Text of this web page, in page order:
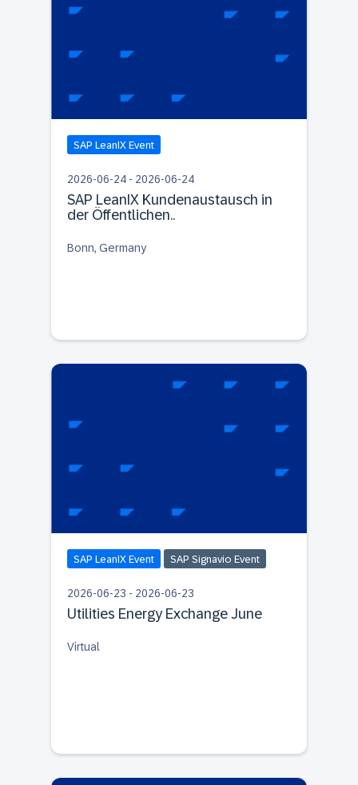
SAP LeanIX Event
2026-06-24 - 2026-06-24
SAP LeanIX Kundenaustausch in
der Öffentlichen..
Bonn, Germany
SAP LeanIX Event SAP Signavio Event
2026-06-23 - 2026-06-23
Utilities Energy Exchange June
Virtual